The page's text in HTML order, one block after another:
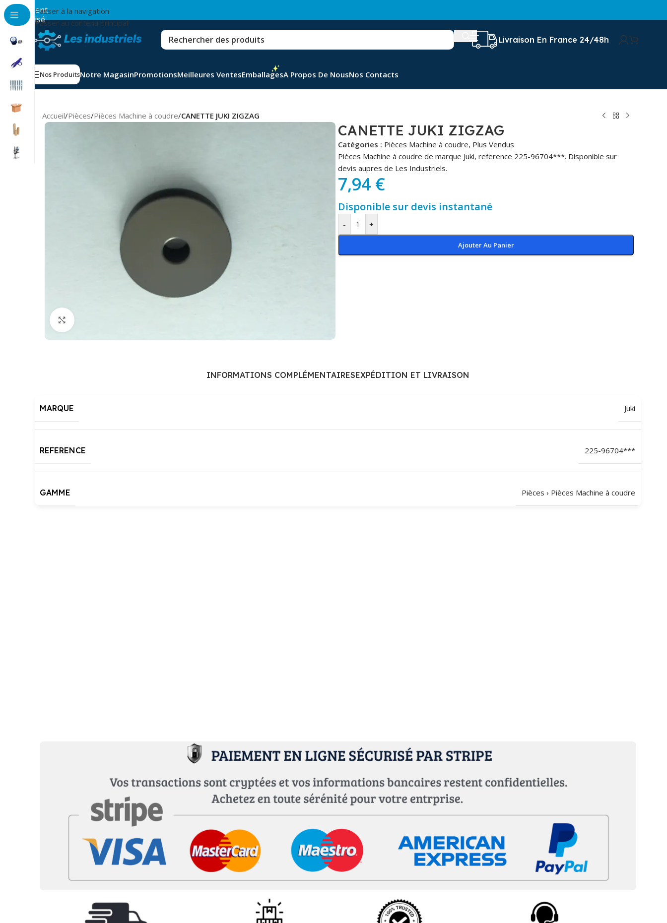
Passer à la navigation
Passer au contenu principal
Paiement
sécurisé
Livraison En France 24/48h
Nos ProduitsNotre MagasinPromotionsMeilleures VentesEmballagesA Propos De NousNos Contacts
Accueil/Pièces/Pièces Machine à coudre/CANETTE JUKI ZIGZAG
CANETTE JUKI ZIGZAG
Catégories : Pièces Machine à coudre, Plus Vendus
Pièces Machine à coudre de marque Juki, reference 225-96704***. Disponible sur
devis aupres de Les Industriels.
7,94 €
Disponible sur devis instantané
- +
Ajouter Au Panier
INFORMATIONS COMPLÉMENTAIRESEXPÉDITION ET LIVRAISON
MARQUE Juki
REFERENCE 225-96704***
GAMME Pièces › Pièces Machine à coudre